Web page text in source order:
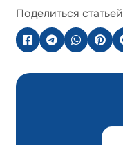
Поделиться статьей